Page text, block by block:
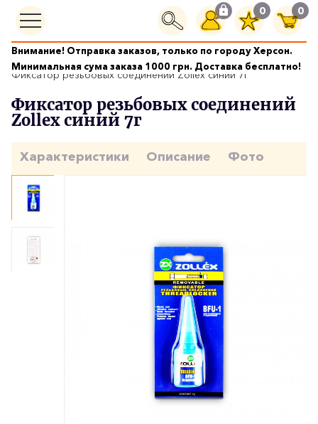
0 0
Внимание! Отправка заказов, только по городу Херсон.
Минимальная сума заказа 1000 грн. Доставка бесплатно!
Герметики и клеи
Фиксатор резьбовых соединений Zollex синий 7г
Фиксатор резьбовых соединений
Zollex синий 7г
Характеристики Описание Фото